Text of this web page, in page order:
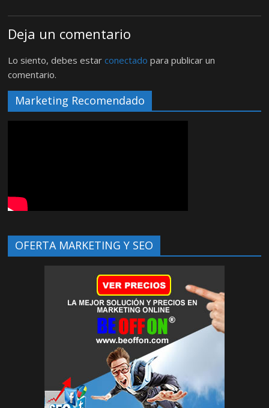
Deja un comentario
Lo siento, debes estarconectado para publicar un
comentario.
Marketing Recomendado
OFERTA MARKETING Y SEO